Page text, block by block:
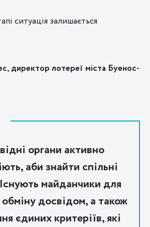
ситуація залишається
директор лотереї міста Буенос-
органи активно
аби знайти спільні
майданчики для
обміну досвідом, а також
єдиних критеріїв, які